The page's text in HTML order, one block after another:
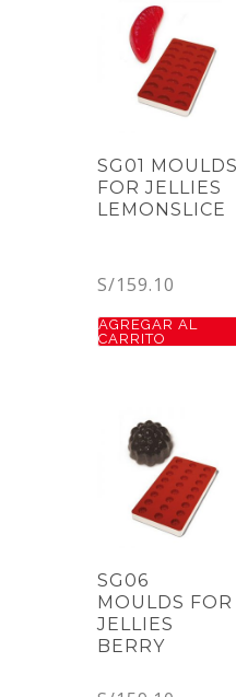
SG01 MOULDS
FOR JELLIES
LEMONSLICE
S/159.10
AGREGAR AL
CARRITO
SG06
MOULDS FOR
JELLIES
BERRY